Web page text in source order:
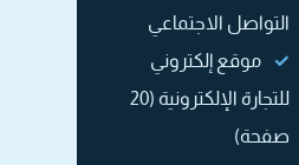
التواصل الاجتماعي
موقع إلكتروني
للتجارة الإلكترونية (20
صفحة)